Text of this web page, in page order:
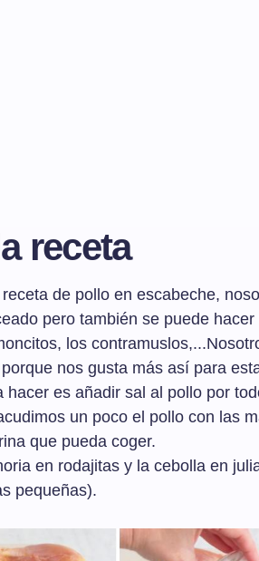
receta
de pollo en escabeche,
pero también se puede
los
nos gusta más así para
hacer es añadir sal al pollo por
un poco el pollo con las
que pueda coger.
en rodajitas y la cebolla en
pequeñas).